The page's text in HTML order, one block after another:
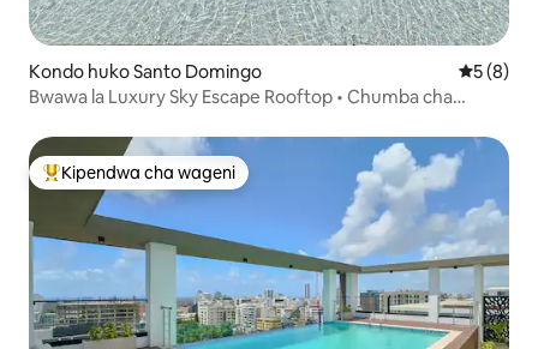
Kondo huko Santo Domingo
5 (8)
Bwawa la Luxury Sky Escape Rooftop • Chumba cha
Kipendwa maarufu cha wageni
Kipendwa cha wageni